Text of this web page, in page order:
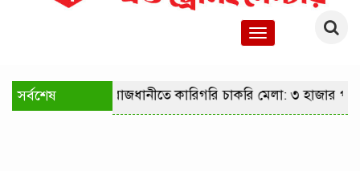
Toggle
সর্বশেষ রাজধানীতে কারিগরি চাকরি মেলা: ৩ হাজার